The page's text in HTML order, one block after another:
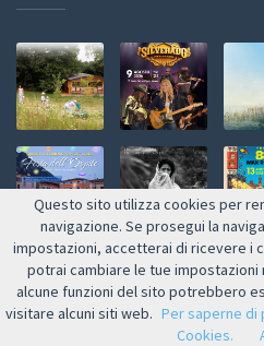
Questo sito utilizza cookies per
navigazione. Se prosegui la
impostazioni, accetterai di ricevere i
potrai cambiare le tue
alcune funzioni del sito potrebbero
visitare alcuni siti web. Per saperne di
Cookies.